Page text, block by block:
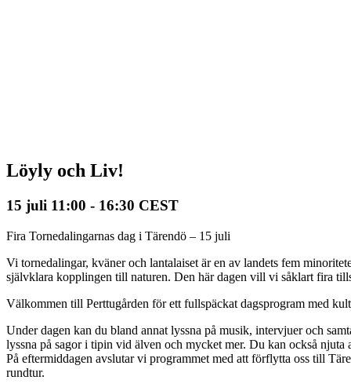
Löyly och Liv!
15 juli 11:00 - 16:30 CEST
Fira Tornedalingarnas dag i Tärendö – 15 juli
Vi tornedalingar, kväner och lantalaiset är en av landets fem
självklara kopplingen till naturen. Den här dagen vill vi såklart fira
Välkommen till Perttugården för ett fullspäckat dagsprogram med
Under dagen kan du bland annat lyssna på musik, intervjuer och
lyssna på sagor i tipin vid älven och mycket mer. Du kan också
På eftermiddagen avslutar vi programmet med att förflytta oss till
rundtur.